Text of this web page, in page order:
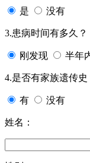
是 没有
3.患病时间有多久？
刚发现 半年
4.是否有家族遗传史
有 没有
姓名：